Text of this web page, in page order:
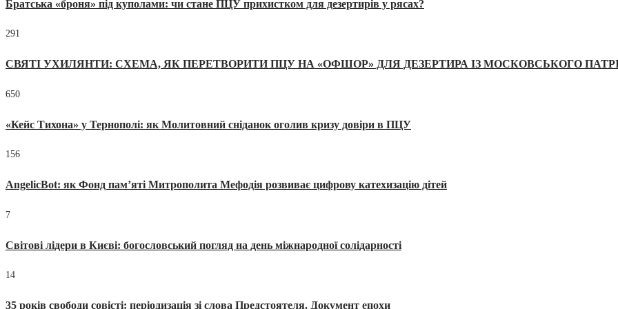
Братська «броня» під куполами: чи стане ПЦУ прихистком для дезертирів у рясах?
291
СВЯТІ УХИЛЯНТИ: СХЕМА, ЯК ПЕРЕТВОРИТИ ПЦУ НА «ОФШОР» ДЛЯ ДЕЗЕРТИРА ІЗ МОСКОВСЬКОГО
650
«Кейс Тихона» у Тернополі: як Молитовний сніданок оголив кризу довіри в ПЦУ
156
AngelicBot: як Фонд пам’яті Митрополита Мефодія розвиває цифрову катехизацію дітей
7
Світові лідери в Києві: богословський погляд на день міжнародної солідарності
14
35 років свободи совісті: періодизація зі слова Предстоятеля. Документ епохи